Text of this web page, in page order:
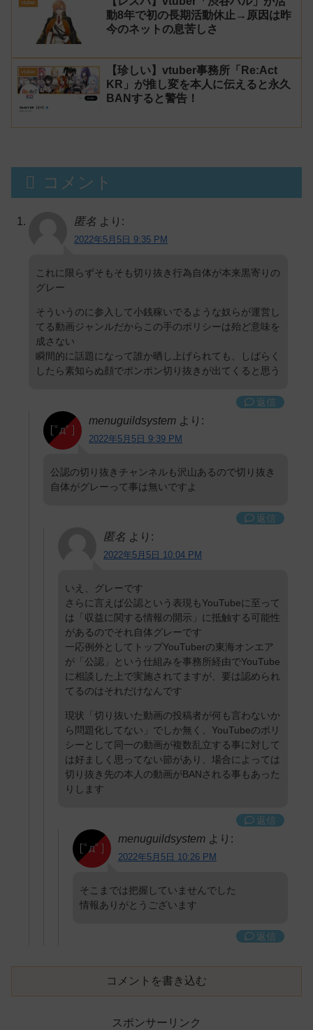
vtuber
動8年で初の長期活動休止→原因は昨
今のネットの息苦しさ
vtuber
【珍しい】vtuber事務所「Re:Act
KR」が推し変を本人に伝えると永久
BANすると警告！
コメント
匿名 より:
2022年5月5日 9:35 PM
これに限らずそもそも切り抜き行為自体が本来黒寄りの
グレー
そういうのに参入して小銭稼いでるような奴らが運営し
てる動画ジャンルだからこの手のポリシーは殆ど意味を
成さない
瞬間的に話題になって誰か晒し上げられても、しばらく
したら素知らぬ顔でポンポン切り抜きが出てくると思う
返信
menuguildsystem より:
2022年5月5日 9:39 PM
公認の切り抜きチャンネルも沢山あるので切り抜き
自体がグレーって事は無いですよ
返信
匿名 より:
2022年5月5日 10:04 PM
いえ、グレーです
さらに言えば公認という表現もYouTubeに至って
は「収益に関する情報の開示」に抵触する可能性
があるのでそれ自体グレーです
一応例外としてトップYouTuberの東海オンエア
が「公認」という仕組みを事務所経由でYouTube
に相談した上で実施されてますが、要は認められ
てるのはそれだけなんです
現状「切り抜いた動画の投稿者が何も言わないか
ら問題化してない」でしか無く、YouTubeのポリ
シーとして同一の動画が複数乱立する事に対して
は好ましく思ってない節があり、場合によっては
切り抜き先の本人の動画がBANされる事もあった
りします
返信
menuguildsystem より:
2022年5月5日 10:26 PM
そこまでは把握していませんでした
情報ありがとうございます
返信
コメントを書き込む
スポンサーリンク